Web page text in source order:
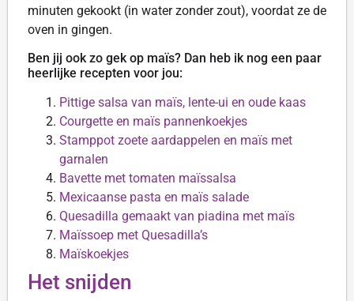
minuten gekookt (in water zonder zout), voordat ze de
oven in gingen.
Ben jij ook zo gek op maïs? Dan heb ik nog een paar
heerlijke recepten voor jou:
Pittige salsa van maïs, lente-ui en oude kaas
Courgette en maïs pannenkoekjes
Stamppot zoete aardappelen en maïs met
garnalen
Bavette met tomaten maïssalsa
Mexicaanse pasta en maïs salade
Quesadilla gemaakt van piadina met maïs
Maïssoep met Quesadilla’s
Maïskoekjes
Het snijden